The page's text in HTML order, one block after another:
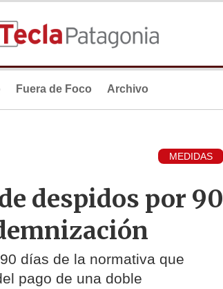
Fuera de Foco Archivo
MEDIDAS
despidos por 90
días de la normativa que
pago de una doble